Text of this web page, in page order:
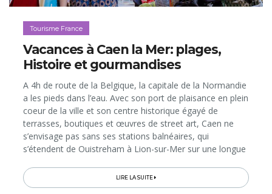
Tourisme France
Vacances à Caen la Mer: plages,
Histoire et gourmandises
A 4h de route de la Belgique, la capitale de la Normandie
a les pieds dans l’eau. Avec son port de plaisance en plein
coeur de la ville et son centre historique égayé de
terrasses, boutiques et œuvres de street art, Caen ne
s’envisage pas sans ses stations balnéaires, qui
s’étendent de Ouistreham à Lion-sur-Mer sur une longue
LIRE LA SUITE